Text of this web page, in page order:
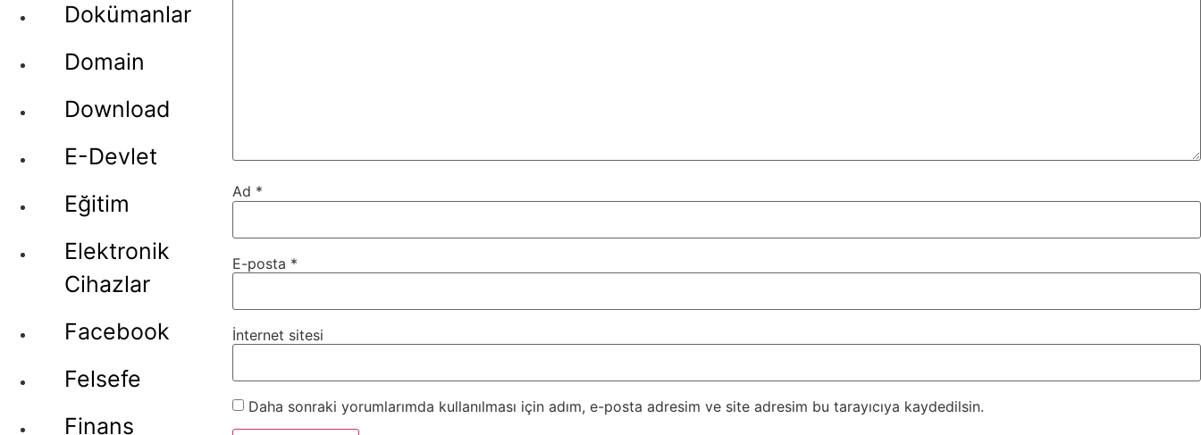
Dokümanlar
Domain
Download
E-Devlet
Eğitim
Elektronik
Cihazlar
Facebook
Felsefe
Finans
Ad *
E-posta *
İnternet sitesi
Daha sonraki yorumlarımda kullanılması için adım, e-posta adresim ve site adresim bu tarayıcıya kaydedilsin.